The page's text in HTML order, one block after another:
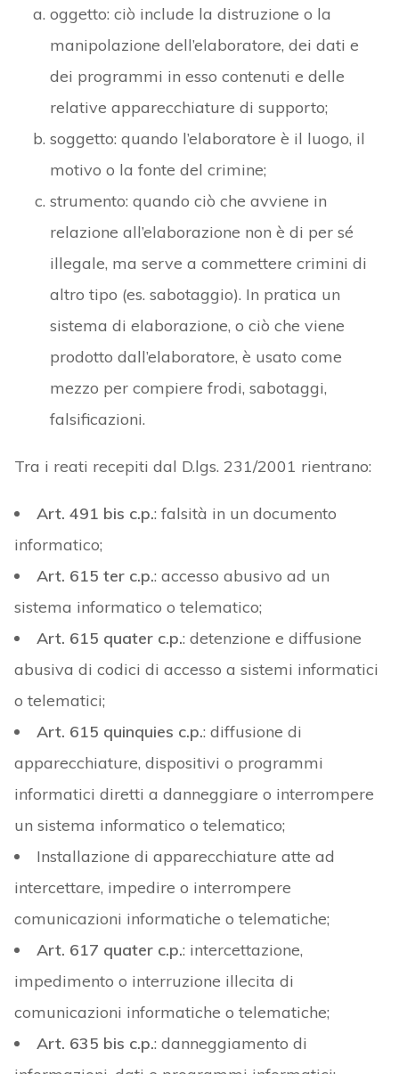
oggetto: ciò include la distruzione o la
manipolazione dell’elaboratore, dei dati e
dei programmi in esso contenuti e delle
relative apparecchiature di supporto;
soggetto: quando l’elaboratore è il luogo, il
motivo o la fonte del crimine;
strumento: quando ciò che avviene in
relazione all’elaborazione non è di per sé
illegale, ma serve a commettere crimini di
altro tipo (es. sabotaggio). In pratica un
sistema di elaborazione, o ciò che viene
prodotto dall’elaboratore, è usato come
mezzo per compiere frodi, sabotaggi,
falsificazioni.
Tra i reati recepiti dal D.lgs. 231/2001 rientrano:
Art. 491 bis c.p.: falsità in un documento
informatico;
Art. 615 ter c.p.: accesso abusivo ad un
sistema informatico o telematico;
Art. 615 quater c.p.: detenzione e diffusione
abusiva di codici di accesso a sistemi informatici
o telematici;
Art. 615 quinquies c.p.: diffusione di
apparecchiature, dispositivi o programmi
informatici diretti a danneggiare o interrompere
un sistema informatico o telematico;
Installazione di apparecchiature atte ad
intercettare, impedire o interrompere
comunicazioni informatiche o telematiche;
Art. 617 quater c.p.: intercettazione,
impedimento o interruzione illecita di
comunicazioni informatiche o telematiche;
Art. 635 bis c.p.: danneggiamento di